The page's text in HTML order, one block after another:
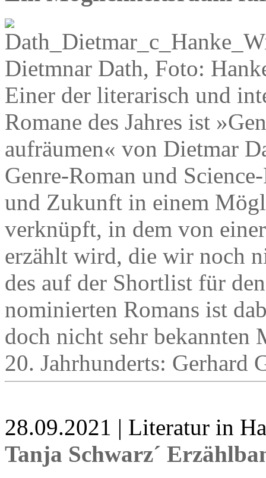
Dietmnar Dath, Foto:
Einer der literarisch und
Romane des Jahres ist
aufräumen« von Dietmar
Genre-Roman und
und Zukunft in einem
verknüpft, in dem von
erzählt wird, die wir noch
des auf der Shortlist für
nominierten Romans ist
doch nicht sehr bekannten
20. Jahrhunderts: Gerhard
28.09.2021 | Literatur in
Tanja Schwarz´